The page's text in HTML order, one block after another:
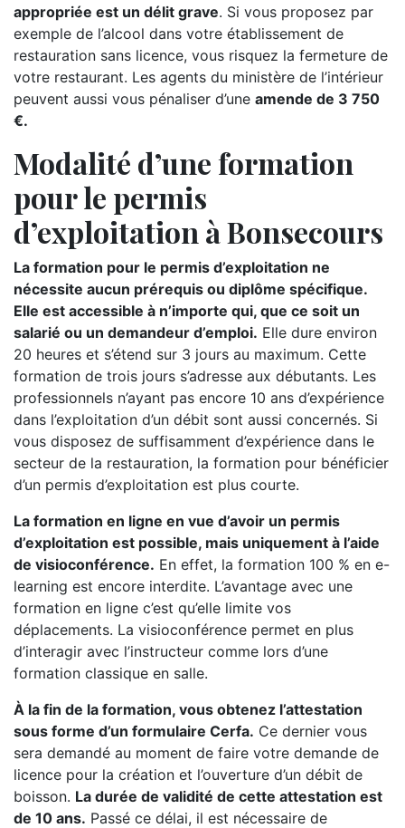
appropriée est un délit grave. Si vous proposez par
exemple de l’alcool dans votre établissement de
restauration sans licence, vous risquez la fermeture de
votre restaurant. Les agents du ministère de l’intérieur
peuvent aussi vous pénaliser d’une amende de 3 750
€.
Modalité d’une formation
pour le permis
d’exploitation à Bonsecours
La formation pour le permis d’exploitation ne
nécessite aucun prérequis ou diplôme spécifique.
Elle est accessible à n’importe qui, que ce soit un
salarié ou un demandeur d’emploi. Elle dure environ
20 heures et s’étend sur 3 jours au maximum. Cette
formation de trois jours s’adresse aux débutants. Les
professionnels n’ayant pas encore 10 ans d’expérience
dans l’exploitation d’un débit sont aussi concernés. Si
vous disposez de suffisamment d’expérience dans le
secteur de la restauration, la formation pour bénéficier
d’un permis d’exploitation est plus courte.
La formation en ligne en vue d’avoir un permis
d’exploitation est possible, mais uniquement à l’aide
de visioconférence. En effet, la formation 100 % en e-
learning est encore interdite. L’avantage avec une
formation en ligne c’est qu’elle limite vos
déplacements. La visioconférence permet en plus
d’interagir avec l’instructeur comme lors d’une
formation classique en salle.
À la fin de la formation, vous obtenez l’attestation
sous forme d’un formulaire Cerfa. Ce dernier vous
sera demandé au moment de faire votre demande de
licence pour la création et l’ouverture d’un débit de
boisson. La durée de validité de cette attestation est
de 10 ans. Passé ce délai, il est nécessaire de